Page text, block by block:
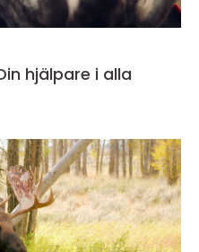
hjälpare i alla